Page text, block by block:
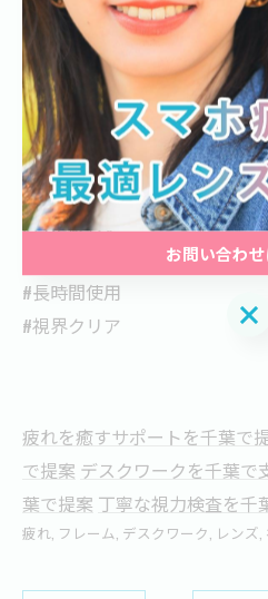
#PC専用眼鏡
#コンタクトライフ
#デジタルヘルス
#視力保護
#目の疲れ軽減
#スタイリッシュアイウェア
#目に優しい
#長時間使用
#視界クリア
疲れを癒すサポートを千葉で
で提案 デスクワークを千葉で
葉で提案 丁寧な視力検査を千
疲れ フレーム デスクワーク レンズ
お問い合わ
お問い合わ